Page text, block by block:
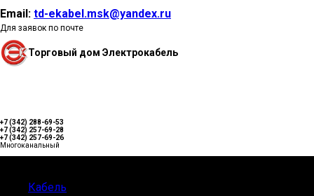
Email: td-ekabel.msk@yandex.ru
Для заявок по почте
Торговый дом Электрокабель
+7 (342) 288-69-53
+7 (342) 257-69-28
+7 (342) 257-69-26
Многоканальный
Кабель